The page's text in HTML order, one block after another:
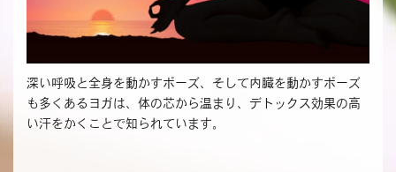
深い呼吸と全身を動かすポーズ、そして内臓を動かすポーズ
も多くあるヨガは、体の芯から温まり、デトックス効果の高
い汗をかくことで知られています。